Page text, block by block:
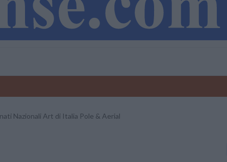
Nazionali Art di Italia Pole & Aerial